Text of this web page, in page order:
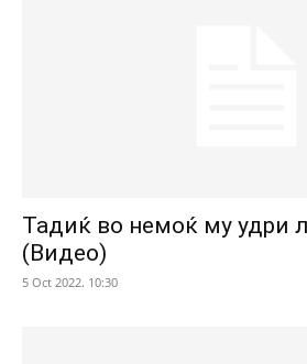
Тадиќ во немоќ му удри
(Видео)
5 Oct 2022. 10:30